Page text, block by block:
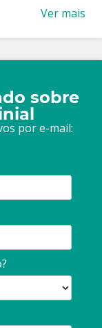
Ver mais
sobre
por e-mail: